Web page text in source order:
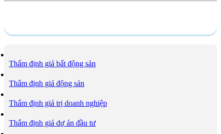
Thẩm định giá bất động sản
Thẩm định giá động sản
Thẩm định giá trị doanh nghiệp
Thẩm định giá dự án đầu tư